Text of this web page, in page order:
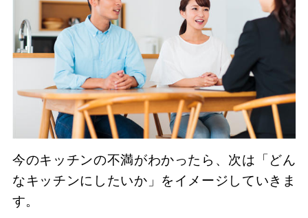
今のキッチンの不満がわかったら、次は「どん
なキッチンにしたいか」をイメージしていきま
す。